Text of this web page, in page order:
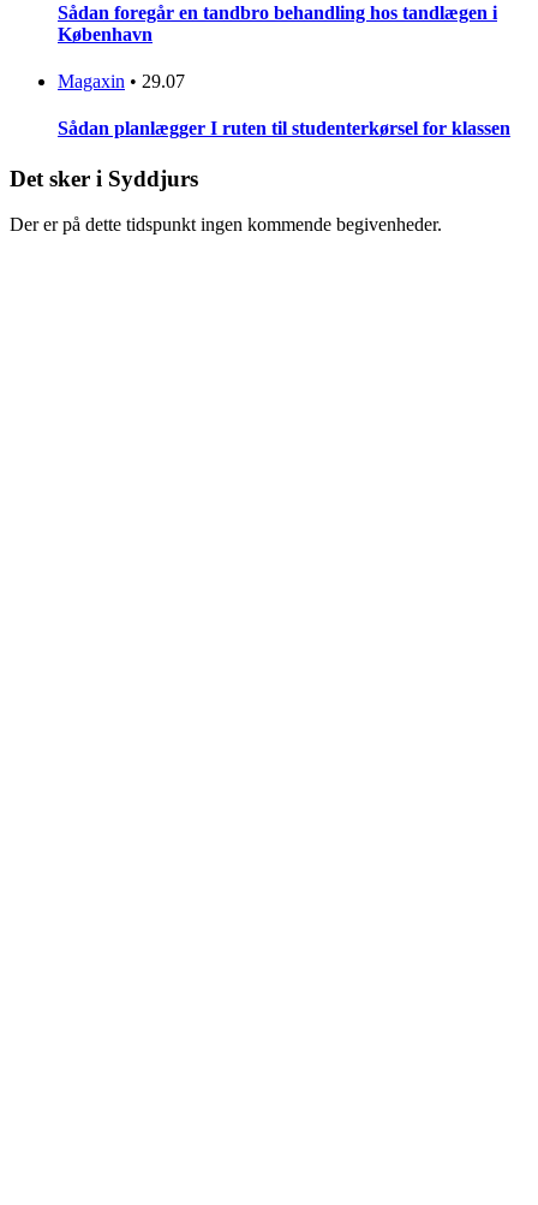
Sådan foregår en tandbro behandling hos tandlægen i
København
Magaxin • 29.07
Sådan planlægger I ruten til studenterkørsel for klassen
Det sker i Syddjurs
Der er på dette tidspunkt ingen kommende begivenheder.